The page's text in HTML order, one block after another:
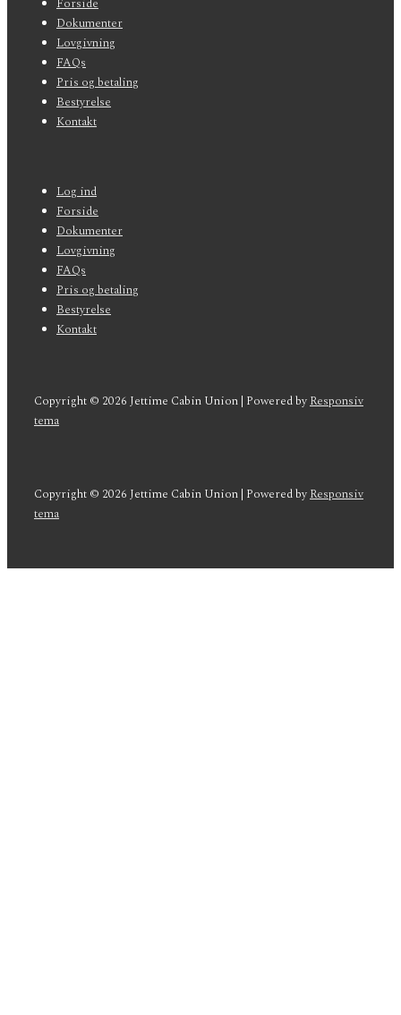
Forside
Dokumenter
Lovgivning
FAQs
Pris og betaling
Bestyrelse
Kontakt
Sidefods-
menu
Log ind
Forside
Dokumenter
Lovgivning
FAQs
Pris og betaling
Bestyrelse
Kontakt
Copyright © 2026 Jettime Cabin Union | Powered byResponsiv
tema
Copyright © 2026 Jettime Cabin Union | Powered byResponsiv
tema